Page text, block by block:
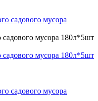
мусора 180л*5шт
мусора 180л*5шт